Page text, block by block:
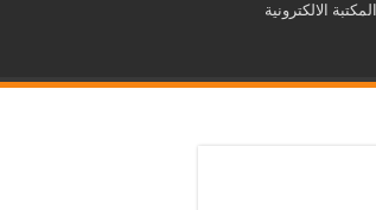
المكتبة الالكترونية